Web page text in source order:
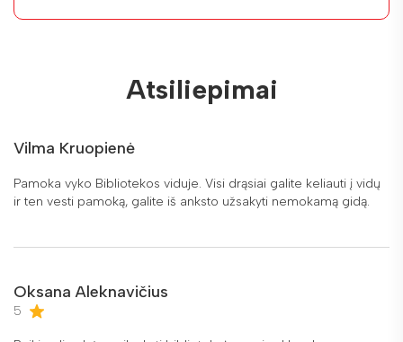
Atsiliepimai
Vilma Kruopienė
Pamoka vyko Bibliotekos viduje. Visi drąsiai galite keliauti į vidų
ir ten vesti pamoką, galite iš anksto užsakyti nemokamą gidą.
Oksana Aleknavičius
5